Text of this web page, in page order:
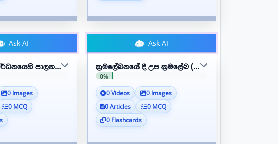
භාෂාවක් (Python) භාවිතා කරයි
Ask AI
පාලන ව්‍යූහ භාවිතා කරයි
0 Images
0 MCQ
Ask AI
ක්‍රමලේඛනයේ දී උප ක්‍රමලේඛ (subprograms) භාවිතා
0%
0 Videos
0 Images
0 Articles
0 MCQ
0 Flashcards